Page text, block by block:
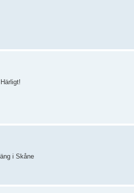
i Skåne